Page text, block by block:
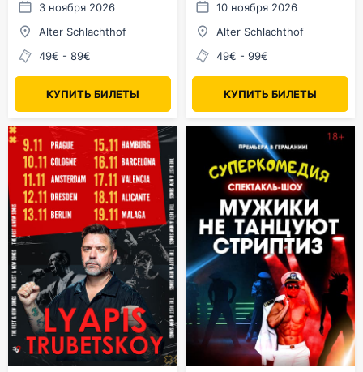
3 ноября 2026
Alter Schlachthof
49€ - 89€
КУПИТЬ БИЛЕТЫ
10 ноября 2026
Alter Schlachthof
49€ - 99€
КУПИТЬ БИЛЕТЫ